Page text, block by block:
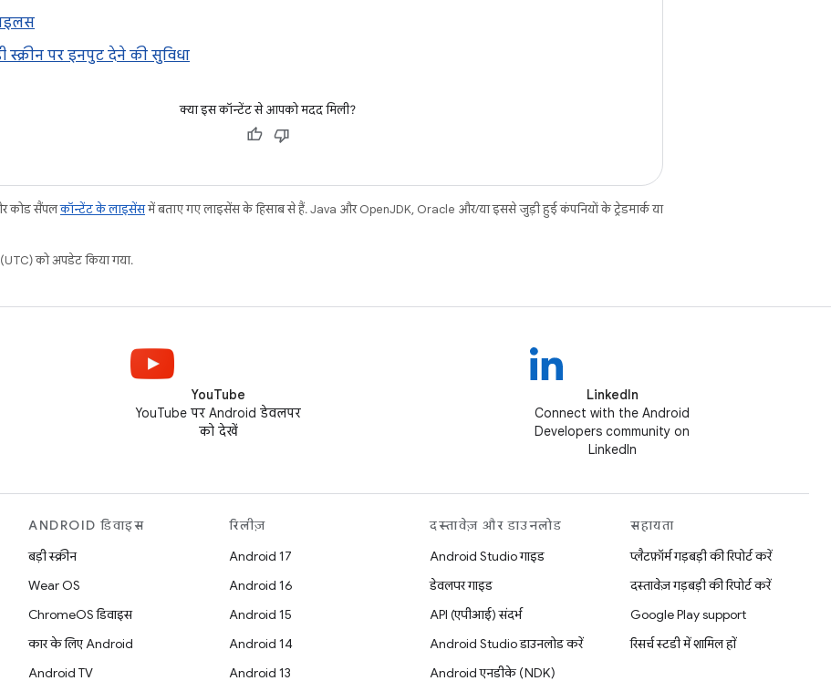
स्क्रीन पर इनपुट देने की सुविधा
क्या इस कॉन्टेंट से आपको मदद मिली?
कोड सैंपलकॉन्टेंट के लाइसेंसमें बताए गए लाइसेंस के हिसाब से हैं. Java और OpenJDK, Oracle और/या इससे जुड़ी हुई कंपनियों के ट्रेडमार्क या
को अपडेट किया गया.
YouTube
YouTube पर Android डेवलपर
को देखें
LinkedIn
Connect with the Android
Developers community on
LinkedIn
ANDROID डिवाइस
बड़ी स्क्रीन
Wear OS
ChromeOS डिवाइस
कार के लिए Android
Android TV
रिलीज़
Android 17
Android 16
Android 15
Android 14
Android 13
दस्तावेज़ और डाउनलोड
Android Studio गाइड
डेवलपर गाइड
API (एपीआई) संदर्भ
Android Studio डाउनलोड करें
Android एनडीके (NDK)
सहायता
प्लैटफ़ॉर्म गड़बड़ी की रिपोर्ट करें
दस्तावेज़ गड़बड़ी की रिपोर्ट करें
Google Play support
रिसर्च स्टडी में शामिल हों